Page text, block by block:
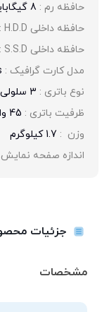
حافظه رم : 8 گیگابایت
حافظه داخلی H.D.D :
حافظه داخلی S.S.D :
مدل کارت گرافیک :
نوع باتری : 3 سلولی
ظرفیت باتری : 45 وات ساعت
وزن  : 1.7 کیلوگرم
اندازه صفحه
جزئیات
مشخصات